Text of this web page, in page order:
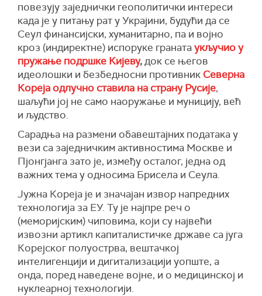
повезују заједнички геополитички интереси
када је у питању рат у Украјини, будући да се
Сеул финансијски, хуманитарно, па и војно
кроз (индиректне) испоруке гранатаукључио у
пружање подршке Кијеву,док се његов
идеолошки и безбедносни противник Северна
Кореја одлучно ставила на страну Русије,
шаљући јој не само наоружање и муницију, већ
и људство.
Сарадња на размени обавештајних података у
вези са заједничким активностима Москве и
Пјонгјанга зато је, између осталог, једна од
важних тема у односима Брисела и Сеула.
Јужна Кореја је и значајан извор напредних
технологија за ЕУ. Ту је најпре реч о
(меморијским) чиповима, који су највећи
извозни артикл капиталистичке државе са југа
Корејског полуострва, вештачкој
интелигенцији и дигитализацији уопште, а
онда, поред наведене војне, и о медицинској и
нуклеарној технологији.